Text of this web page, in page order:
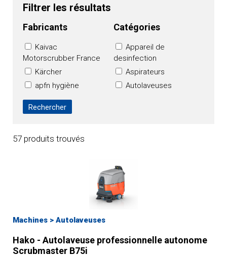
Filtrer les résultats
Fabricants
Kaivac
Motorscrubber France
Kärcher
apfn hygiène
OXY'PHARM
HAKO FRANCE
FRANCE
Catégories
Appareil de
desinfection
Aspirateurs
Autolaveuses
Monobrosses
Nettoyage
cryogénique
Nettoyeurs vapeur
57 produits trouvés
Machines > Autolaveuses
Hako - Autolaveuse professionnelle autonome
Scrubmaster B75i